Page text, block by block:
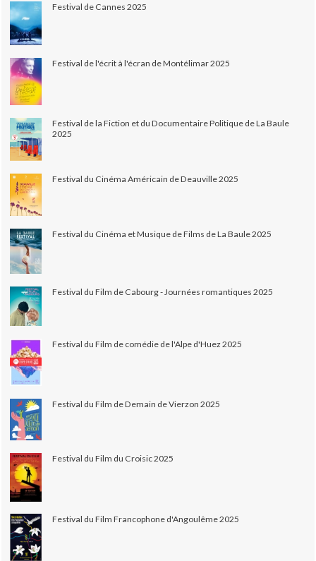
Festival de Cannes 2025
Festival de l'écrit à l'écran de Montélimar 2025
Festival de la Fiction et du Documentaire Politique de La Baule
2025
Festival du Cinéma Américain de Deauville 2025
Festival du Cinéma et Musique de Films de La Baule 2025
Festival du Film de Cabourg - Journées romantiques 2025
Festival du Film de comédie de l'Alpe d'Huez 2025
Festival du Film de Demain de Vierzon 2025
Festival du Film du Croisic 2025
Festival du Film Francophone d'Angoulême 2025